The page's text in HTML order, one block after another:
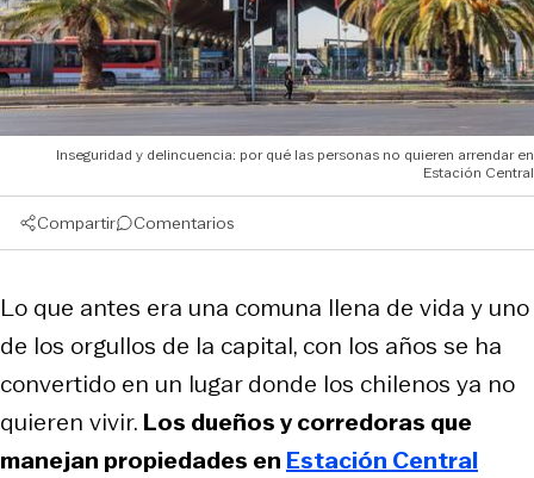
Inseguridad y delincuencia: por qué las personas no quieren arrendar en
Estación Central
Compartir Comentarios
Lo que antes era una comuna llena de vida y uno
de los orgullos de la capital, con los años se ha
convertido en un lugar donde los chilenos ya no
quieren vivir. Los dueños y corredoras que
manejan propiedades en Estación Central